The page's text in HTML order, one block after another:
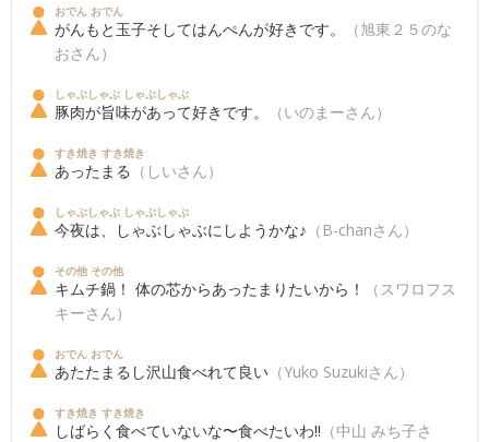
おでん おでん
がんもと玉子そしてはんぺんが好きです。
（旭東２５のな
おさん）
しゃぶしゃぶ しゃぶしゃぶ
豚肉が旨味があって好きです。 （いのまーさん）
すき焼き すき焼き
あったまる （しいさん）
しゃぶしゃぶ しゃぶしゃぶ
今夜は、しゃぶしゃぶにしようかな♪ （B-chanさん）
その他 その他
キムチ鍋！ 体の芯からあったまりたいから！
（スワロフス
キーさん）
おでん おでん
あたたまるし沢山食べれて良い （Yuko Suzukiさん）
すき焼き すき焼き
しばらく食べていないな〜食べたいわ!! （中山 みち子さ